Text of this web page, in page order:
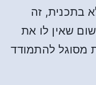
בתכנית, זה
שאין לו את
מסוגל להתמודד